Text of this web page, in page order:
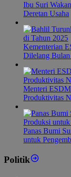
Ibu Suri
Deretan Usaha
Kementerian
Dilelang Bulan
Menteri
Produktivitas
Panas Bumi
untuk
Politik